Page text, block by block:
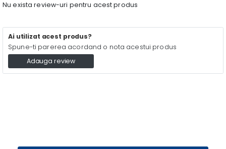
Nu exista review-uri pentru acest produs
Ai utilizat acest produs?
Spune-ti parerea acordand o nota acestui produs
Adauga review